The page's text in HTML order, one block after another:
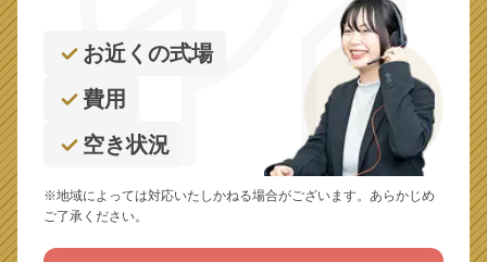
お近くの式場
費用
空き状況
※地域によっては対応いたしかねる場合がございます。あらかじめ
ご了承ください。